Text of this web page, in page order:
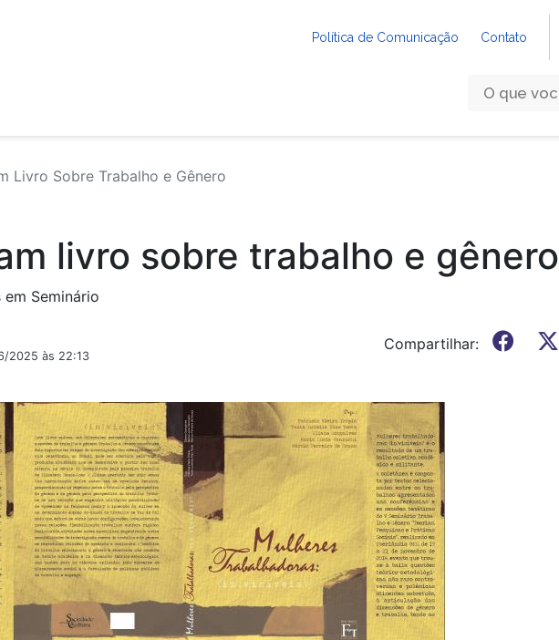
Política de Comunicação Contato
Livro Sobre Trabalho e Gênero
livro sobre trabalho e gênero
Seminário
2025 às 22:13
Compartilhar: